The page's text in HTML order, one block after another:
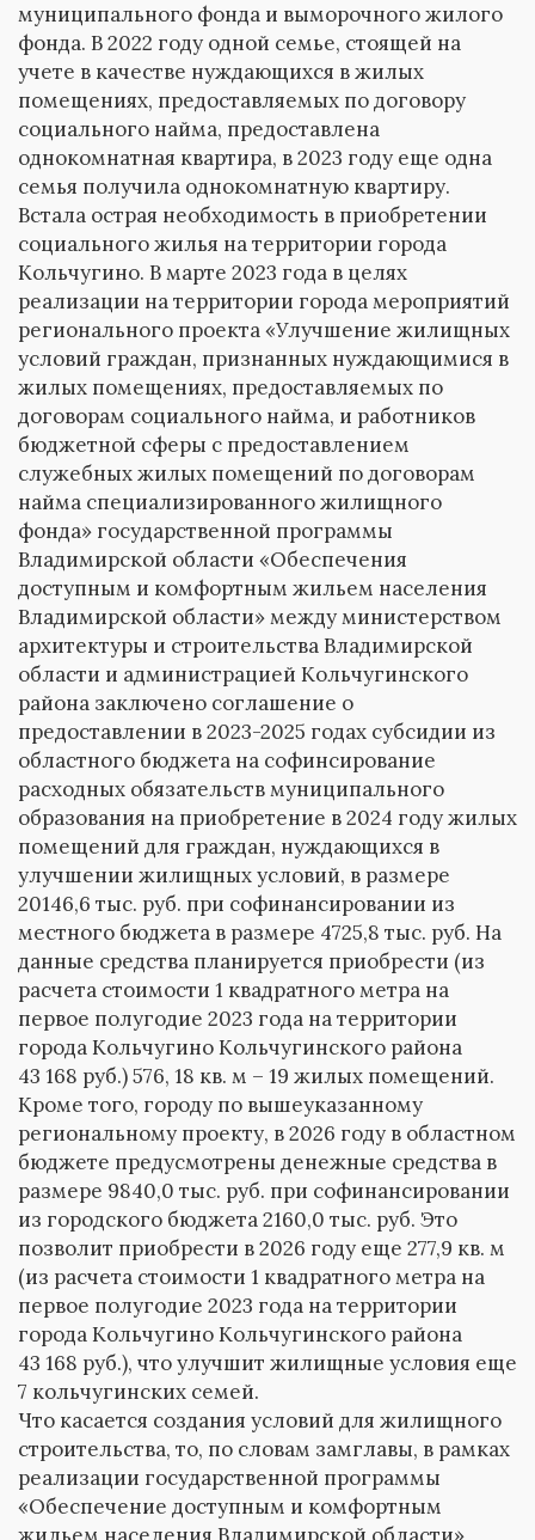
муниципального фонда и выморочного жилого
фонда. В 2022 году одной семье, стоящей на
учете в качестве нуждающихся в жилых
помещениях, предоставляемых по договору
социального найма, предоставлена
однокомнатная квартира, в 2023 году еще одна
семья получила однокомнатную квартиру.
Встала острая необходимость в приобретении
социального жилья на территории города
Кольчугино. В марте 2023 года в целях
реализации на территории города мероприятий
регионального проекта «Улучшение жилищных
условий граждан, признанных нуждающимися в
жилых помещениях, предоставляемых по
договорам социального найма, и работников
бюджетной сферы с предоставлением
служебных жилых помещений по договорам
найма специализированного жилищного
фонда» государственной программы
Владимирской области «Обеспечения
доступным и комфортным жильем населения
Владимирской области» между министерством
архитектуры и строительства Владимирской
области и администрацией Кольчугинского
района заключено соглашение о
предоставлении в 2023-2025 годах субсидии из
областного бюджета на софинсирование
расходных обязательств муниципального
образования на приобретение в 2024 году жилых
помещений для граждан, нуждающихся в
улучшении жилищных условий, в размере
20146,6 тыс. руб. при софинансировании из
местного бюджета в размере 4725,8 тыс. руб. На
данные средства планируется приобрести (из
расчета стоимости 1 квадратного метра на
первое полугодие 2023 года на территории
города Кольчугино Кольчугинского района
43 168 руб.) 576, 18 кв. м – 19 жилых помещений.
Кроме того, городу по вышеуказанному
региональному проекту, в 2026 году в областном
бюджете предусмотрены денежные средства в
размере 9840,0 тыс. руб. при софинансировании
из городского бюджета 2160,0 тыс. руб. Это
позволит приобрести в 2026 году еще 277,9 кв. м
(из расчета стоимости 1 квадратного метра на
первое полугодие 2023 года на территории
города Кольчугино Кольчугинского района
43 168 руб.), что улучшит жилищные условия еще
7 кольчугинских семей.
Что касается создания условий для жилищного
строительства, то, по словам замглавы, в рамках
реализации государственной программы
«Обеспечение доступным и комфортным